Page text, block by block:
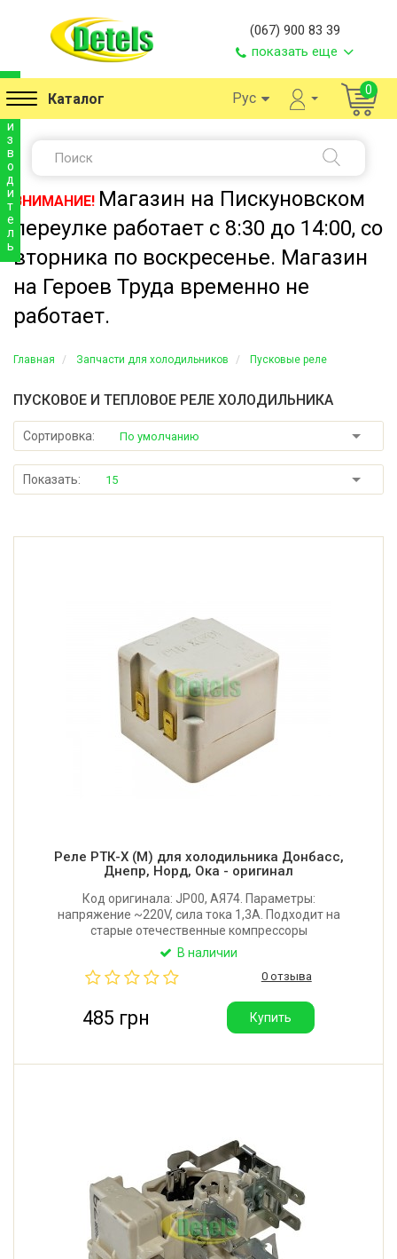
(067) 900 83 39
показать еще
Каталог Рус 0
ВНИМАНИЕ! Магазин на Пискуновском
переулке работает с 8:30 до 14:00, со
вторника по воскресенье. Магазин
на Героев Труда временно не
работает.
Главная Запчасти для холодильников Пусковые реле
ПУСКОВОЕ И ТЕПЛОВОЕ РЕЛЕ ХОЛОДИЛЬНИКА
Сортировка: По умолчанию
Показать: 15
р
и
з
в
о
д
и
т
е
л
ь
Реле РТК-Х (М) для холодильника Донбасс,
Днепр, Норд, Ока - оригинал
Код оригинала: JP00, АЯ74. Параметры:
напряжение ~220V, сила тока 1,3A. Подходит на
старые отечественные компрессоры
горизонтального типа ДХМ-5. Является полным
ЛЭТЗ ( ОРИГИНАЛ!).
В наличии
0 отзыва
485 грн Купить